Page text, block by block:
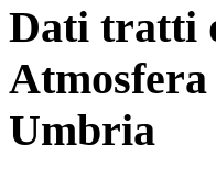
Dati tratti
Umbria